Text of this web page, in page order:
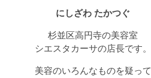
にしざわ たかつぐ
杉並区高円寺の美容室
シエスタカーサの店長です。
美容のいろんなものを疑って